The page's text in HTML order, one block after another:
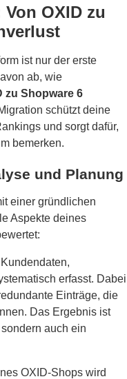
OXID zu
ist nur der erste
ab, wie
zu Shopware 6
schützt deine
und sorgt dafür,
bemerken.
und Planung
einer gründlichen
Aspekte deines
erfasst. Dabei
Einträge, die
Das Ergebnis ist
auch ein
OXID-Shops wird